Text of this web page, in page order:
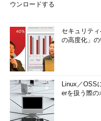
ウンロードする
セキュリテ
の高度化」
Linux／OSS
erを扱う際の